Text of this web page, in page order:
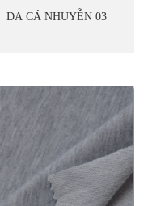
DA CÁ NHUYỄN 03